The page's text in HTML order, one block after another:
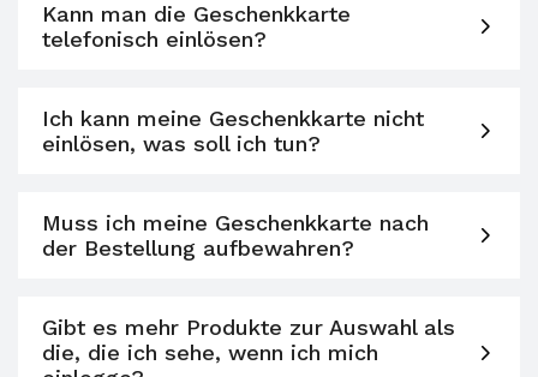
Kann man die Geschenkkarte
telefonisch einlösen?
Ich kann meine Geschenkkarte nicht
einlösen, was soll ich tun?
Muss ich meine Geschenkkarte nach
der Bestellung aufbewahren?
Gibt es mehr Produkte zur Auswahl als
die, die ich sehe, wenn ich mich